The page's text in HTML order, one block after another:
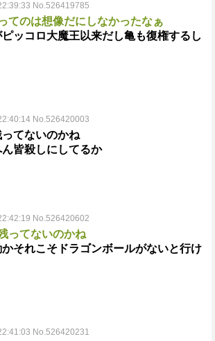
No.526419785
てのは想像だにしなかったなぁ
ッコロ大魔王以来だし亀も復権するし
No.526420003
てないのかね
皆殺しにしてるか
No.526420602
ってないのかね
それこそドラゴンボールがないと行け
No.526420231